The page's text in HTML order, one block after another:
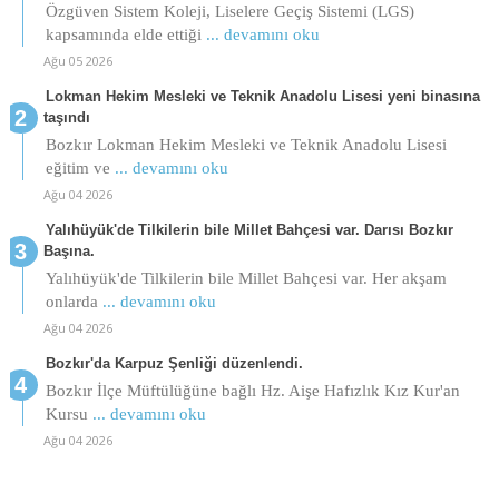
Özgüven Sistem Koleji, Liselere Geçiş Sistemi (LGS)
kapsamında elde ettiği ... devamını oku
Ağu 05 2026
Lokman Hekim Mesleki ve Teknik Anadolu Lisesi yeni binasına
taşındı
Bozkır Lokman Hekim Mesleki ve Teknik Anadolu Lisesi
eğitim ve ... devamını oku
Ağu 04 2026
Yalıhüyük'de Tilkilerin bile Millet Bahçesi var. Darısı Bozkır
Başına.
Yalıhüyük'de Tilkilerin bile Millet Bahçesi var. Her akşam
onlarda ... devamını oku
Ağu 04 2026
Bozkır'da Karpuz Şenliği düzenlendi.
Bozkır İlçe Müftülüğüne bağlı Hz. Aişe Hafızlık Kız Kur'an
Kursu ... devamını oku
Ağu 04 2026